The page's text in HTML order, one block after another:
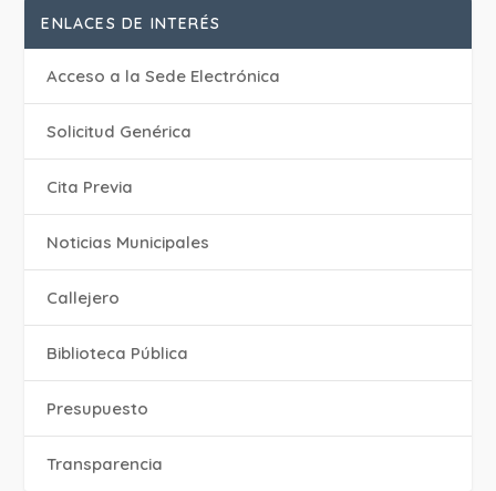
ENLACES DE INTERÉS
Acceso a la Sede Electrónica
Solicitud Genérica
Cita Previa
‎Noticias Municipales
Callejero
Biblioteca Pública
Presupuesto
Transparencia